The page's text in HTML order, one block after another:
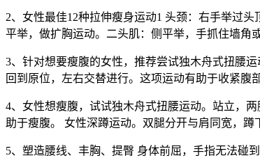
2、女性最佳12种拉伸瘦身运动1 头颈：右手举过
平举，做扩胸运动。二头肌：侧平举，手抓住墙角
3、针对想要瘦腹的女性，推荐尝试独木舟式扭腰
回到原位，左右交替进行。这项运动有助于收紧腹
4、女性想瘦腹，试试独木舟式扭腰运动。站立，
助于瘦腹。 女性深蹲运动。双腿分开与肩同宽，蹲
5、塑造腰线、丰胸、提臀 身体前屈，手指无法碰